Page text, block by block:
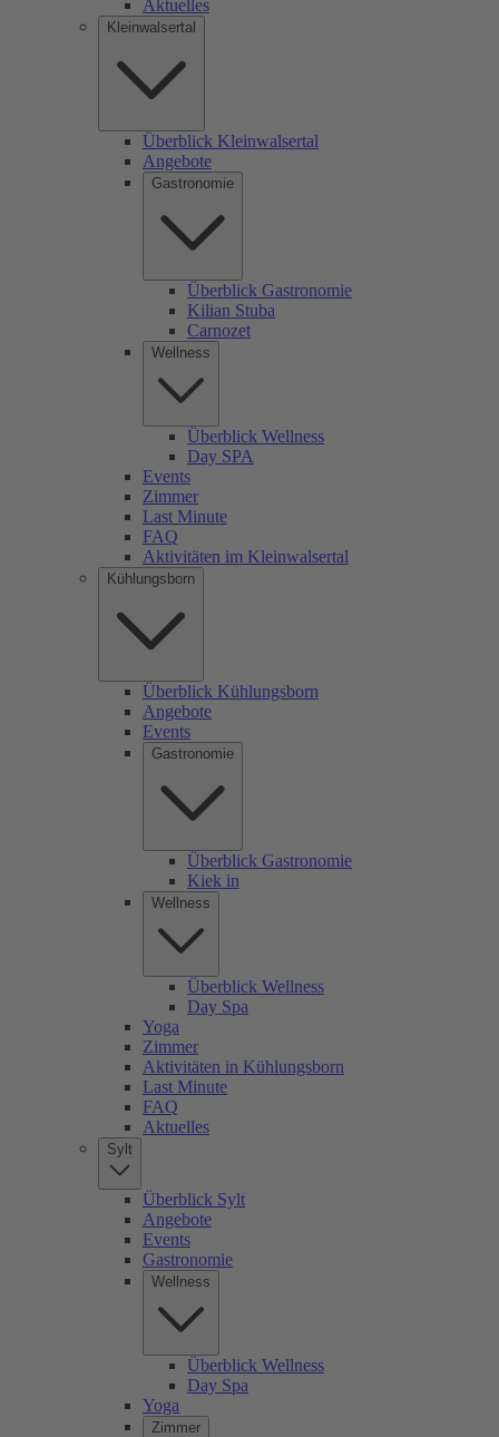
Aktuelles
Kleinwalsertal
Überblick Kleinwalsertal
Angebote
Gastronomie
Überblick Gastronomie
Kilian Stuba
Carnozet
Wellness
Überblick Wellness
Day SPA
Events
Zimmer
Last Minute
FAQ
Aktivitäten im Kleinwalsertal
Kühlungsborn
Überblick Kühlungsborn
Angebote
Events
Gastronomie
Überblick Gastronomie
Kiek in
Wellness
Überblick Wellness
Day Spa
Yoga
Zimmer
Aktivitäten in Kühlungsborn
Last Minute
FAQ
Aktuelles
Sylt
Überblick Sylt
Angebote
Events
Gastronomie
Wellness
Überblick Wellness
Day Spa
Yoga
Zimmer